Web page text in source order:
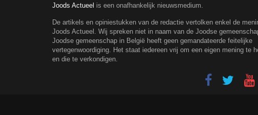
Joods Actueel is een onafhankelijk nieuwsmedium.
De artikels en opiniestukken van de redactie vertolken enkel de
Joods Actueel. Wij spreken niet in naam van de Joodse
Joodse gemeenschap in België heeft geen gemandateerde feitelijke
vertegenwoordiging. Het staat iedereen vrij om een eigen mening te
en die te verkondigen.